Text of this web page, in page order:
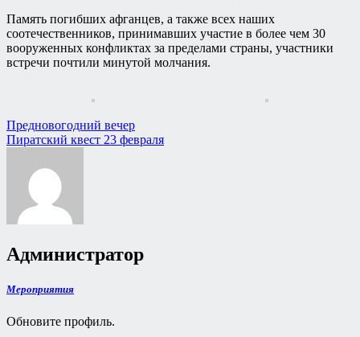
Память погибших афганцев, а также всех наших
соотечественников, принимавших участие в более чем 30
вооруженных конфликтах за пределами страны, участники
встречи почтили минутой молчания.
Навигация
по
записям
Предновогодний вечер
Пиратский квест 23 февраля
Администратор
Мероприятия
Обновите профиль.